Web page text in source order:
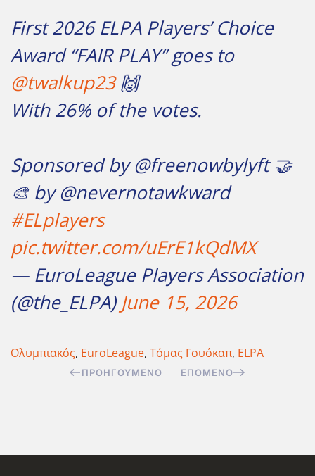
First 2026 ELPA Players’ Choice
Award “FAIR PLAY” goes to
@twalkup23🙌
With 26% of the votes.
Sponsored by @freenowbylyft 🤝
🎨 by @nevernotawkward
#ELplayers
pic.twitter.com/uErE1kQdMX
— EuroLeague Players Association
(@the_ELPA) June 15, 2026
Ολυμπιακός, EuroLeague, Τόμας Γουόκαπ, ELPA
ΠΡΟΗΓΟΎΜΕΝΟ ΕΠΌΜΕΝΟ